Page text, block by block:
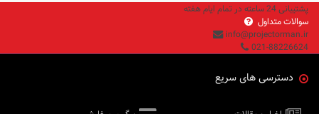
پشتیبانی 24 ساعته در تمام ایام هفته
سوالات متداول
info@projectorman.ir
021-88226624
دسترسی های سریع